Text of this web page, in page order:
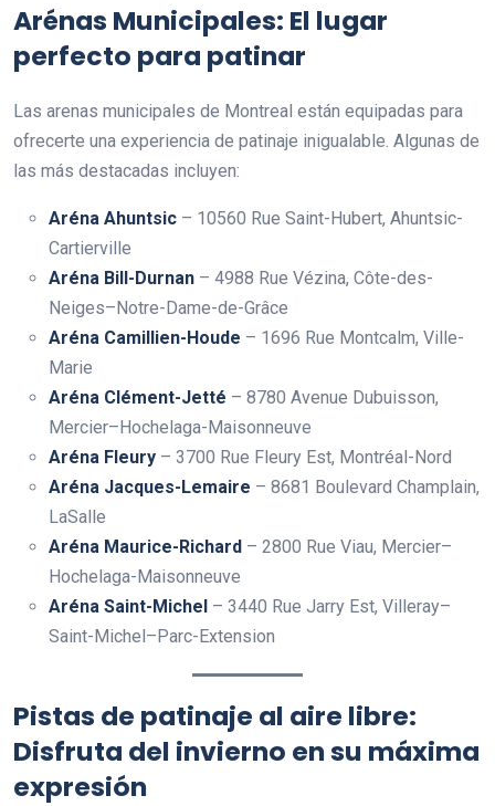
Arénas Municipales: El lugar
perfecto para patinar
Las arenas municipales de Montreal están equipadas para
ofrecerte una experiencia de patinaje inigualable. Algunas de
las más destacadas incluyen:
Aréna Ahuntsic – 10560 Rue Saint-Hubert, Ahuntsic-
Cartierville
Aréna Bill-Durnan – 4988 Rue Vézina, Côte-des-
Neiges–Notre-Dame-de-Grâce
Aréna Camillien-Houde – 1696 Rue Montcalm, Ville-
Marie
Aréna Clément-Jetté – 8780 Avenue Dubuisson,
Mercier–Hochelaga-Maisonneuve
Aréna Fleury – 3700 Rue Fleury Est, Montréal-Nord
Aréna Jacques-Lemaire – 8681 Boulevard Champlain,
LaSalle
Aréna Maurice-Richard – 2800 Rue Viau, Mercier–
Hochelaga-Maisonneuve
Aréna Saint-Michel – 3440 Rue Jarry Est, Villeray–
Saint-Michel–Parc-Extension
Pistas de patinaje al aire libre:
Disfruta del invierno en su máxima
expresión